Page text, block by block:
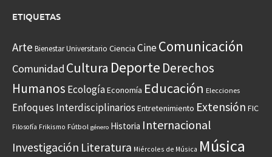
ETIQUETAS
Arte Bienestar Universitario Ciencia CineComunicación
Comunidad Cultura Deporte Derechos
Humanos EcologíaEconomía Educación Elecciones
Enfoques Interdisciplinarios Entretenimiento Extensión FIC
Filosofía Frikismo Fútbol género Historia Internacional
Investigación Literatura Miércoles de Música Música